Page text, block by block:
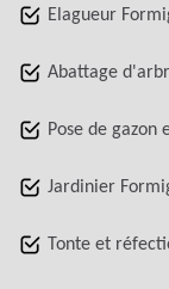
Elagueur
Abattage
Pose de gazon
Jardinier
Tonte et